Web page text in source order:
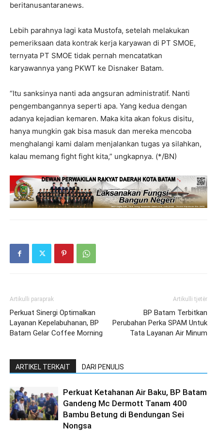
beritanusantaranews.
Lebih parahnya lagi kata Mustofa, setelah melakukan
pemeriksaan data kontrak kerja karyawan di PT SMOE,
ternyata PT SMOE tidak pernah mencatatkan
karyawannya yang PKWT ke Disnaker Batam.
“Itu sanksinya nanti ada angsuran administratif. Nanti
pengembangannya seperti apa. Yang kedua dengan
adanya kejadian kemaren. Maka kita akan fokus disitu,
hanya mungkin gak bisa masuk dan mereka mencoba
menghalangi kami dalam menjalankan tugas ya silahkan,
kalau memang fight fight kita,” ungkapnya. (*/BN)
Artikulli paraprak
Perkuat Sinergi Optimalkan
Layanan Kepelabuhanan, BP
Batam Gelar Coffee Morning
Artikulli tjetër
BP Batam Terbitkan
Perubahan Perka SPAM Untuk
Tata Layanan Air Minum
ARTIKEL TERKAIT DARI PENULIS
Perkuat Ketahanan Air Baku, BP Batam
Gandeng Mc Dermott Tanam 400
Bambu Betung di Bendungan Sei
Nongsa